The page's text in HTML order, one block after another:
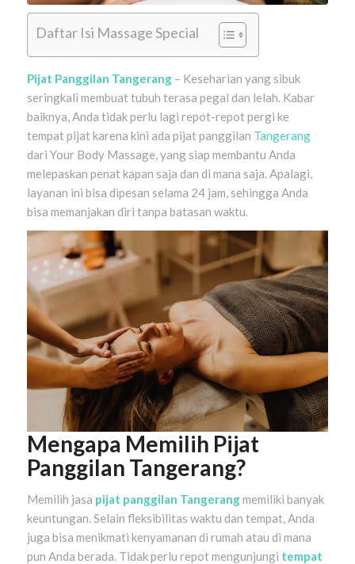
Daftar Isi Massage Special
Pijat Panggilan Tangerang– Keseharian yang sibuk
seringkali membuat tubuh terasa pegal dan lelah. Kabar
baiknya, Anda tidak perlu lagi repot-repot pergi ke
tempat pijat karena kini ada pijat panggilan Tangerang
dari Your Body Massage, yang siap membantu Anda
melepaskan penat kapan saja dan di mana saja. Apalagi,
layanan ini bisa dipesan selama 24 jam, sehingga Anda
bisa memanjakan diri tanpa batasan waktu.
Mengapa Memilih Pijat
Panggilan Tangerang?
Memilih jasa pijat panggilan Tangerangmemiliki banyak
keuntungan. Selain fleksibilitas waktu dan tempat, Anda
juga bisa menikmati kenyamanan di rumah atau di mana
pun Anda berada. Tidak perlu repot mengunjungi tempat